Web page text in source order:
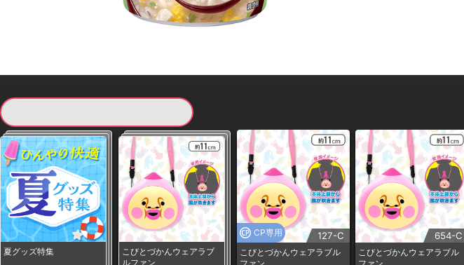
夏グッズ特集
こびとづかんウェアラブ
ルファン
CP専用 127-C
こびとづかんウェアラブル
654-C
こびとづかんウェアラブル